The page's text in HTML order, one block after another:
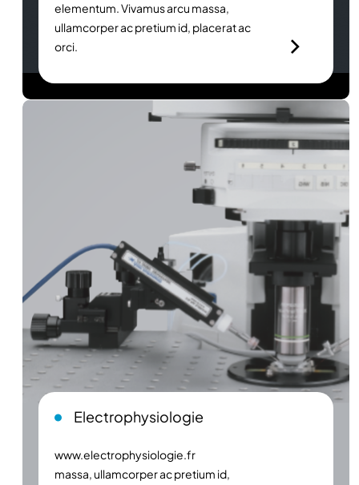
elementum. Vivamus arcu massa,
ullamcorper ac pretium id, placerat ac
orci.
Electrophysiologie
www.electrophysiologie.fr
massa, ullamcorper ac pretium id,